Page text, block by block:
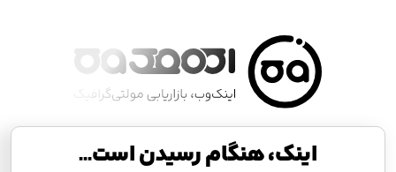
اینک، هنگام رسیدن است...